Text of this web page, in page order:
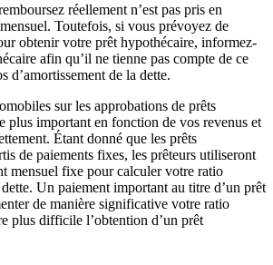
réellement n’est pas pris en
Toutefois, si vous prévoyez de
obtenir votre prêt hypothécaire, informez-
afin qu’il ne tienne pas compte de ce
d’amortissement de la dette.
sur les approbations de prêts
plus important en fonction de vos revenus et
Étant donné que les prêts
de paiements fixes, les prêteurs utiliseront
mensuel fixe pour calculer votre ratio
Un paiement important au titre d’un prêt
de manière significative votre ratio
plus difficile l’obtention d’un prêt